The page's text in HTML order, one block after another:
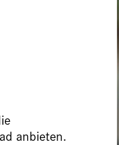
anbieten.